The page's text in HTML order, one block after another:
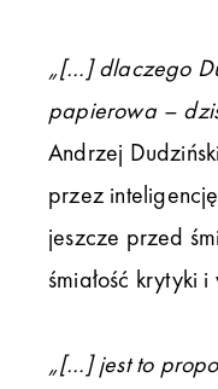
„[…] dlaczego
papierowa –
Andrzej
przez
jeszcze przed
śmiałość krytyki
„[…] jest to